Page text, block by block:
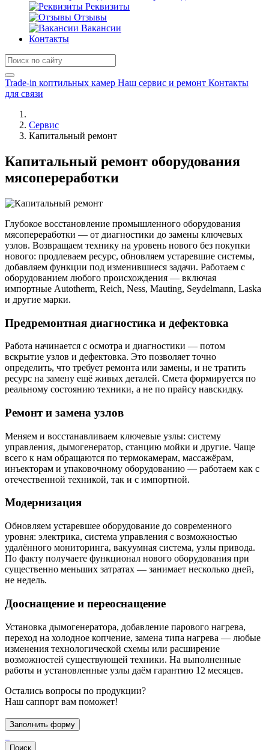
Реквизиты
Отзывы
Вакансии
Контакты
Trade-in коптильных камер Наш сервис и ремонт Контакты
для связи
Сервис
Капитальный ремонт
Капитальный ремонт оборудования
мясопереработки
Глубокое восстановление промышленного оборудования
мясопереработки — от диагностики до замены ключевых
узлов. Возвращаем технику на уровень нового без покупки
нового: продлеваем ресурс, обновляем устаревшие системы,
добавляем функции под изменившиеся задачи. Работаем с
оборудованием любого происхождения — включая
импортные Autotherm, Reich, Ness, Mauting, Seydelmann, Laska
и другие марки.
Предремонтная диагностика и дефектовка
Работа начинается с осмотра и диагностики — потом
вскрытие узлов и дефектовка. Это позволяет точно
определить, что требует ремонта или замены, и не тратить
ресурс на замену ещё живых деталей. Смета формируется по
реальному состоянию техники, а не по прайсу навскидку.
Ремонт и замена узлов
Меняем и восстанавливаем ключевые узлы: систему
управления, дымогенератор, станцию мойки и другие. Чаще
всего к нам обращаются по термокамерам, массажёрам,
инъекторам и упаковочному оборудованию — работаем как с
отечественной техникой, так и с импортной.
Модернизация
Обновляем устаревшее оборудование до современного
уровня: электрика, система управления с возможностью
удалённого мониторинга, вакуумная система, узлы привода.
По факту получаете функционал нового оборудования при
существенно меньших затратах — занимает несколько дней,
не недель.
Дооснащение и переоснащение
Установка дымогенератора, добавление парового нагрева,
переход на холодное копчение, замена типа нагрева — любые
изменения технологической схемы или расширение
возможностей существующей техники. На выполненные
работы и установленные узлы даём гарантию 12 месяцев.
Остались вопросы по продукции?
Наш саппорт вам поможет!
Заполнить форму
Поиск